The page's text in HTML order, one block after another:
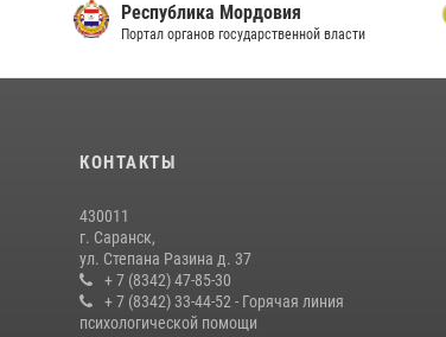
Республика Мордовия
Портал органов государственной власти
КОНТАКТЫ
430011
г. Саранск,
ул. Степана Разина д. 37
+ 7 (8342) 47-85-30
+ 7 (8342) 33-44-52 - Горячая линия
психологической помощи